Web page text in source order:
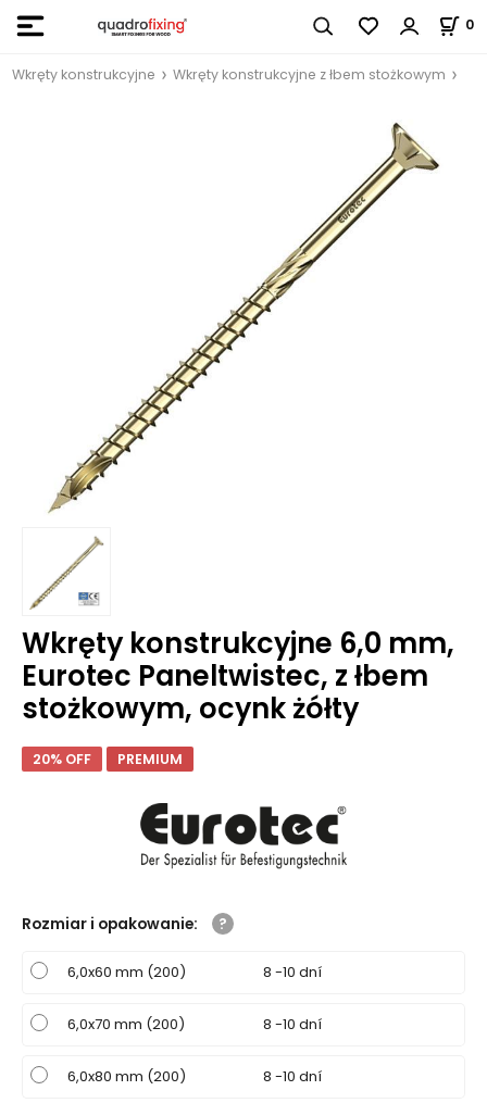
0
Wkręty konstrukcyjne Wkręty konstrukcyjne z łbem stożkowym
Wkręty konstrukcyjne 6,0 mm,
Eurotec Paneltwistec, z łbem
stożkowym, ocynk żółty
20% OFF PREMIUM
Rozmiar i opakowanie:
6,0x60 mm (200) 8 -10 dní
6,0x70 mm (200) 8 -10 dní
6,0x80 mm (200) 8 -10 dní